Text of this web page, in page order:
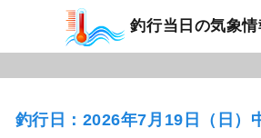
釣行当日の気象
釣行日：2026年7月19日（日）